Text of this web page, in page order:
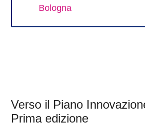
Bologna
Verso il Piano
Prima edizione